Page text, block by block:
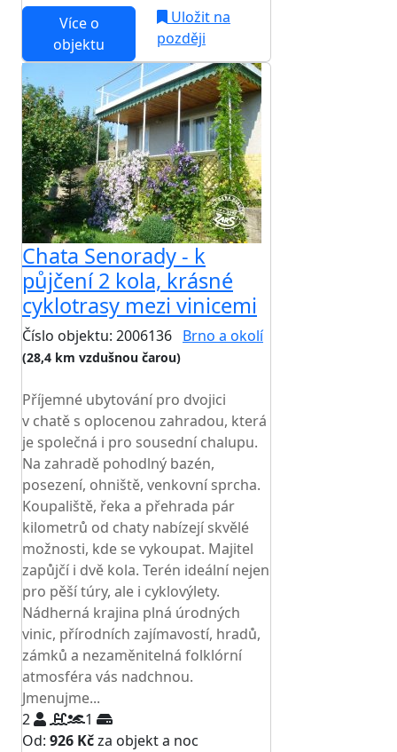
Více o
objektu
Uložit na
později
Chata Senorady - k
půjčení 2 kola, krásné
cyklotrasy mezi vinicemi
Číslo objektu: 2006136 Brno a okolí
(28,4 km vzdušnou čarou)
Příjemné ubytování pro dvojici
v chatě s oplocenou zahradou, která
je společná i pro sousední chalupu.
Na zahradě pohodlný bazén,
posezení, ohniště, venkovní sprcha.
Koupaliště, řeka a přehrada pár
kilometrů od chaty nabízejí skvělé
možnosti, kde se vykoupat. Majitel
zapůjčí i dvě kola. Terén ideální nejen
pro pěší túry, ale i cyklovýlety.
Nádherná krajina plná úrodných
vinic, přírodních zajímavostí, hradů,
zámků a nezaměnitelná folklórní
atmosféra vás nadchnou.
Jmenujme...
2
1
Od: 926 Kčza objekt a noc